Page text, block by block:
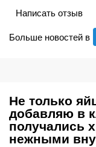
Больше новостей в
Написать отзыв
Не только
добавляю в
получались
нежными